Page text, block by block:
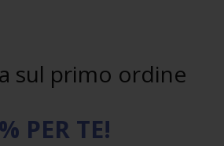
sul primo ordine
PER TE!